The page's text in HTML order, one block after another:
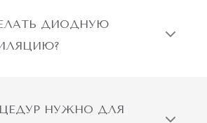
ДИОДНУЮ
НУЖНО ДЛЯ